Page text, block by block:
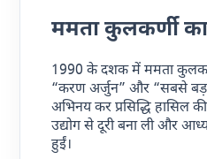
ममता कुलकर्णी
1990 के दशक में ममता
“करण अर्जुन” और “सबसे
अभिनय कर प्रसिद्धि हासिल
उद्योग से दूरी बना ली और
हुईं।